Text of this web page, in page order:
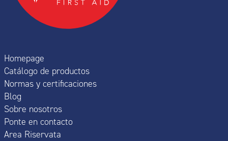
Homepage
Catálogo de productos
Normas y certificaciones
Blog
Sobre nosotros
Ponte en contacto
Area Riservata